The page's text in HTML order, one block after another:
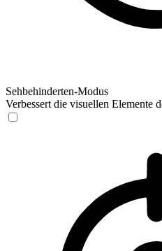
Sehbehinderten-Modus
Verbessert die visuellen Elemente